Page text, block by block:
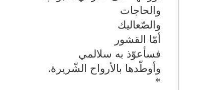
والحاجات
والصّعاليك
أمّا القشور
فسأعوّذ به سلالمي
وأوطّدها بالأرواح الشّريرة.
*